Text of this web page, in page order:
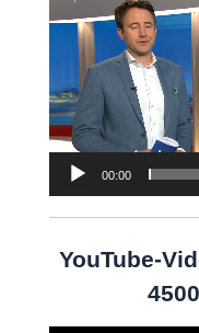
00:00
YouTube-